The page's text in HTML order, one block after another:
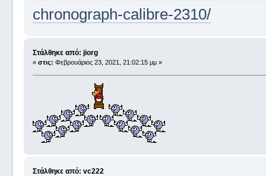
chronograph-calibre-2310/
Στάλθηκε από: jiorg
« στις: Φεβρουάριος 23, 2021, 21:02:15 μμ »
Στάλθηκε από: vc222